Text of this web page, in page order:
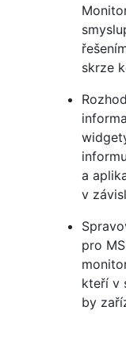
skrze
a
v
pro
kteří v
by